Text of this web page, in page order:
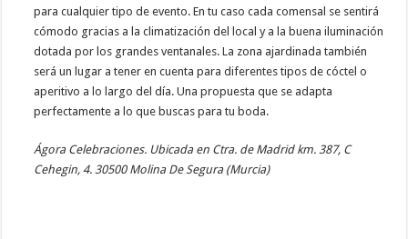
para cualquier tipo de evento. En tu caso cada comensal se sentirá
cómodo gracias a la climatización del local y a la buena iluminación
dotada por los grandes ventanales. La zona ajardinada también
será un lugar a tener en cuenta para diferentes tipos de cóctel o
aperitivo a lo largo del día. Una propuesta que se adapta
perfectamente a lo que buscas para tu boda.
Ágora Celebraciones. Ubicada en Ctra. de Madrid km. 387, C
Cehegin, 4. 30500 Molina De Segura (Murcia)